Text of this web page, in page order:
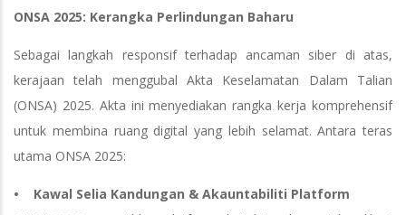
ONSA 2025: Kerangka Perlindungan Baharu
Sebagai langkah responsif terhadap ancaman siber di atas,
kerajaan telah menggubal Akta Keselamatan Dalam Talian
(ONSA) 2025. Akta ini menyediakan rangka kerja komprehensif
untuk membina ruang digital yang lebih selamat. Antara teras
utama ONSA 2025:
• Kawal Selia Kandungan & Akauntabiliti Platform